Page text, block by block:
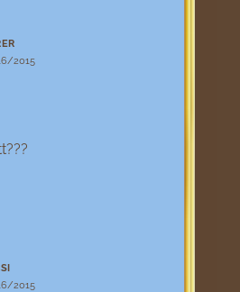
2015
2015